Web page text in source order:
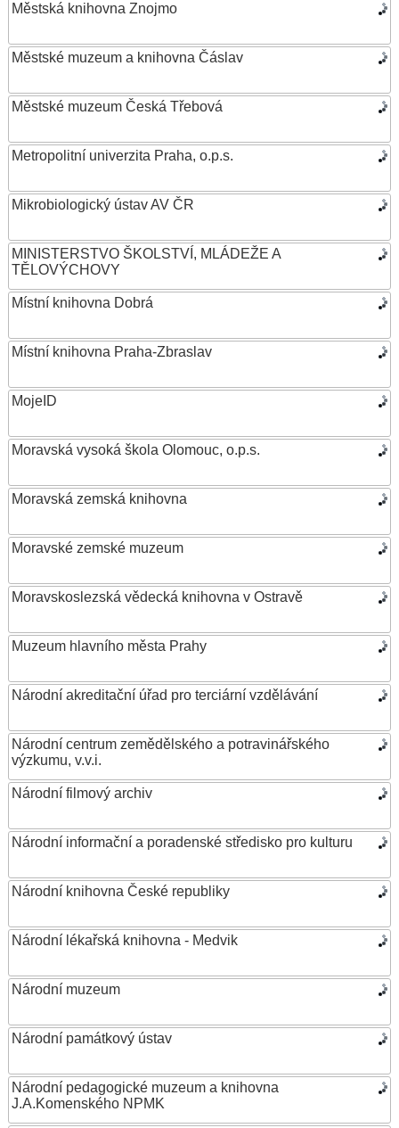
Městská knihovna Znojmo
Městské muzeum a knihovna Čáslav
Městské muzeum Česká Třebová
Metropolitní univerzita Praha, o.p.s.
Mikrobiologický ústav AV ČR
MINISTERSTVO ŠKOLSTVÍ, MLÁDEŽE A
TĚLOVÝCHOVY
Místní knihovna Dobrá
Místní knihovna Praha-Zbraslav
MojeID
Moravská vysoká škola Olomouc, o.p.s.
Moravská zemská knihovna
Moravské zemské muzeum
Moravskoslezská vědecká knihovna v Ostravě
Muzeum hlavního města Prahy
Národní akreditační úřad pro terciární vzdělávání
Národní centrum zemědělského a potravinářského
výzkumu, v.v.i.
Národní filmový archiv
Národní informační a poradenské středisko pro kulturu
Národní knihovna České republiky
Národní lékařská knihovna - Medvik
Národní muzeum
Národní památkový ústav
Národní pedagogické muzeum a knihovna
J.A.Komenského NPMK